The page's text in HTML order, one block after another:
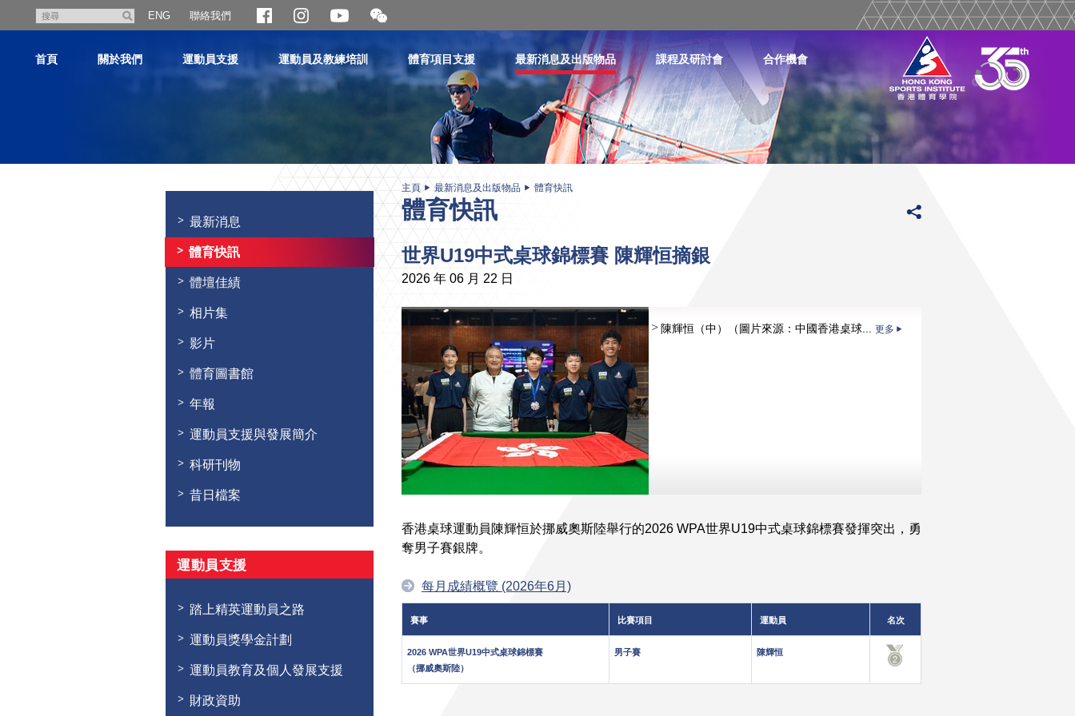
尋
ENG 聯絡我們
開
合
二
維
首頁 關於我們 運動員支援 運動員及教練培訓 體育項目支援 最新消息及出版物品 課程及研討會 合作機會
最新消息
體育快訊
體壇佳績
相片集
影片
體育圖書館
年報
運動員支援與發展簡介
科研刊物
昔日檔案
運動員支援
踏上精英運動員之路
運動員獎學金計劃
運動員教育及個人發展支援
財政資助
主頁 最新消息及出版物品 體育快訊
體育快訊
世界U19中式桌球錦標賽 陳輝恒摘銀
2026 年 06 月 22 日
陳輝恒（中）（圖片來源：中國香港桌球... 更多
香港桌球運動員陳輝恒於挪威奧斯陸舉行的2026 WPA世界U19中式桌球錦標賽發揮突出，勇
奪男子賽銀牌。
每月成績概覽 (2026年6月)
賽事 比賽項目 運動員 名次
2026 WPA世界U19中式桌球錦標賽
（挪威奧斯陸）
男子賽 陳輝恒